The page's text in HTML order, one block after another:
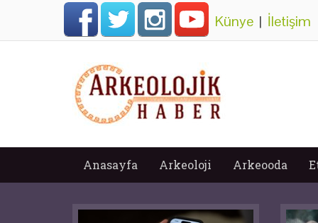
Künye | İletişim
Anasayfa Arkeoloji Arkeooda